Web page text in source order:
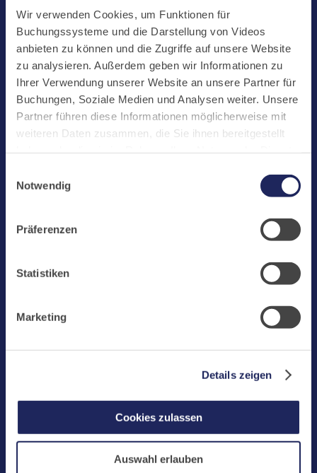
Wir verwenden Cookies, um Funktionen für
Buchungssysteme und die Darstellung von Videos
anbieten zu können und die Zugriffe auf unsere Website
zu analysieren. Außerdem geben wir Informationen zu
Ihrer Verwendung unserer Website an unsere Partner für
Buchungen, Soziale Medien und Analysen weiter. Unsere
Partner führen diese Informationen möglicherweise mit
weiteren Daten zusammen, die Sie ihnen bereitgestellt
challenges.cloudflare.com: Wir verwenden das online
Buchungssystem MEWS in unserem Hotel und unserem
übermittelt. Cookies von eu5.bookingkit.de: Wir
Buchungen von Bibliotheks- und Klosterführungen. Um
Buchungen durchführen zu können akzeptieren Sie bitte
Notwendig
Präferenzen
Statistiken
Marketing
Details zeigen
Cookies zulassen
Auswahl erlauben
Start
Aktuelles
Kloster
Klosterbetriebe
Spenden
Laacher See
Jobs
Fax: +49 (0) 2652 59-359
www.maria-laach.de